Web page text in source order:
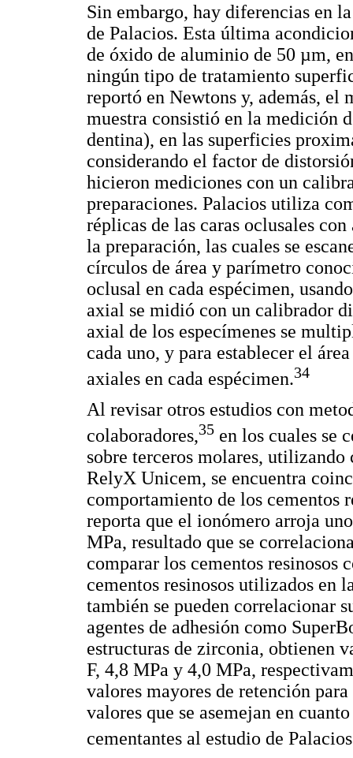
Sin embargo, hay diferencias en
de Palacios. Esta última
de óxido de aluminio de 50 µm,
ningún tipo de tratamiento
reportó en Newtons y, además, el
muestra consistió en la medición
dentina), en las superficies
considerando el factor de
hicieron mediciones con un
preparaciones. Palacios utiliza
réplicas de las caras oclusales
la preparación, las cuales se
círculos de área y parímetro
oclusal en cada espécimen,
axial se midió con un calibrador
axial de los especímenes se
cada uno, y para establecer el
axiales en cada espécimen.34
Al revisar otros estudios con
colaboradores,35 en los cuales se
sobre terceros molares,
RelyX Unicem, se encuentra
comportamiento de los cementos
reporta que el ionómero arroja
MPa, resultado que se
comparar los cementos resinosos
cementos resinosos utilizados en
también se pueden correlacionar
agentes de adhesión como
estructuras de zirconia, obtienen
F, 4,8 MPa y 4,0 MPa,
valores mayores de retención
valores que se asemejan en
cementantes al estudio de